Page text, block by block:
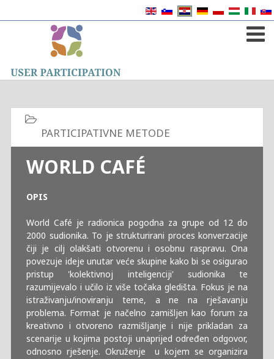
WORLD CAFÉ
OPIS
World Café je radionica pogodna za grupe od 12 do
2000 sudionika. To je strukturirani proces konverzacije
čiji je cilj olakšati otvorenu i osobnu raspravu. Ona
povezuje ideje unutar veće skupine kako bi se osigurao
pristup 'kolektivnoj inteligenciji' sudionika te
razumijevalo i učilo iz više točaka gledišta. Fokus je na
istraživanju/inoviranju teme, a ne na rješavanju
problema. Format je načelno zamišljen kao forum za
kreativno i otvoreno razmišljanje i nije prikladan za
scenarije u kojima postoji unaprijed određen odgovor,
odnosno rješenje. Okruženje u kojem se organizira